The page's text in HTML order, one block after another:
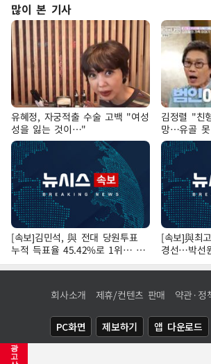
광
고
많이 본 기사
유혜정, 자궁적출 수술 고백 "여성
성을 잃는 것이…"
김정렬 "친
망…유골
[속보]김민석, 與 전대 당원투표
누적 득표율 45.42%로 1위… 정
청래 44.56%
[속보]與최
경선…박선
민수·김용
회사소개 제휴/컨텐츠 판매 약관·정
PC화면 제보하기 앱 다운로드